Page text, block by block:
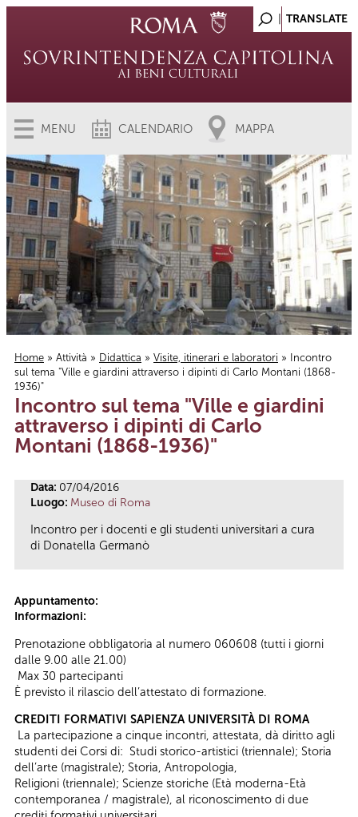
MENU CALENDARIO MAPPA
Tu sei qui
Home » Attività » Didattica » Visite, itinerari e laboratori » Incontro
sul tema "Ville e giardini attraverso i dipinti di Carlo Montani (1868-
1936)"
Incontro sul tema "Ville e giardini
attraverso i dipinti di Carlo
Montani (1868-1936)"
Data: 07/04/2016
Luogo: Museo di Roma
Incontro per i docenti e gli studenti universitari a cura
di Donatella Germanò
Appuntamento:
Informazioni:
Prenotazione obbligatoria al numero 060608 (tutti i giorni
dalle 9.00 alle 21.00)
Max 30 partecipanti
È previsto il rilascio dell’attestato di formazione.
CREDITI FORMATIVI SAPIENZA UNIVERSITÀ DI ROMA
La partecipazione a cinque incontri, attestata, dà diritto agli
studenti dei Corsi di: Studi storico-artistici (triennale); Storia
dell’arte (magistrale); Storia, Antropologia,
Religioni (triennale); Scienze storiche (Età moderna-Età
contemporanea / magistrale), al riconoscimento di due